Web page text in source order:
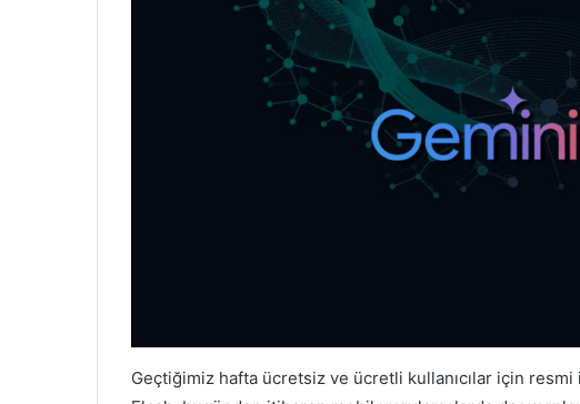
Geçtiğimiz hafta ücretsiz ve ücretli kullanıcılar için